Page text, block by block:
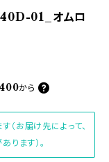
40D-01_オムロ
から
お届け先によって、
ます）。